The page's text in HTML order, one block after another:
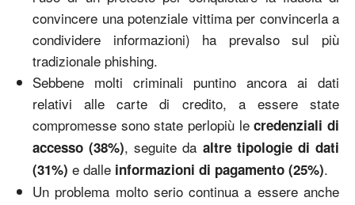
convincere una potenziale vittima per convincerla a
condividere informazioni) ha prevalso sul più
tradizionale phishing.
Sebbene molti criminali puntino ancora ai dati
relativi alle carte di credito, a essere state
compromesse sono state perlopiù lecredenziali di
accesso (38%), seguite da altre tipologie di dati
(31%) e dalle informazioni di pagamento (25%).
Un problema molto serio continua a essere anche